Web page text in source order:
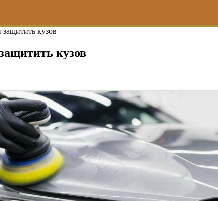
кузов
кузов